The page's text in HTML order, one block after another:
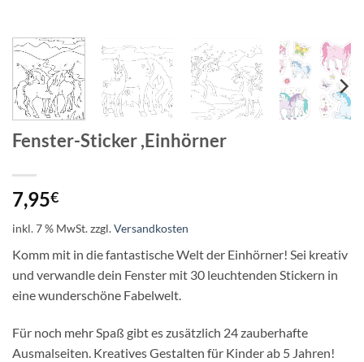
Fenster-Sticker ,Einhörner
7,95€
inkl. 7 % MwSt.zzgl.Versandkosten
Komm mit in die fantastische Welt der Einhörner! Sei kreativ
und verwandle dein Fenster mit 30 leuchtenden Stickern in
eine wunderschöne Fabelwelt.
Für noch mehr Spaß gibt es zusätzlich 24 zauberhafte
Ausmalseiten. Kreatives Gestalten für Kinder ab 5 Jahren!